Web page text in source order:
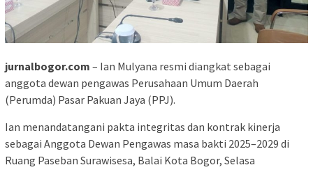
jurnalbogor.com – Ian Mulyana resmi diangkat sebagai
anggota dewan pengawas Perusahaan Umum Daerah
(Perumda) Pasar Pakuan Jaya (PPJ).
Ian menandatangani pakta integritas dan kontrak kinerja
sebagai Anggota Dewan Pengawas masa bakti 2025–2029 di
Ruang Paseban Surawisesa, Balai Kota Bogor, Selasa